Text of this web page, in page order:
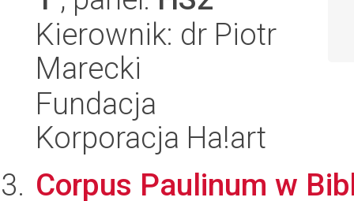
Kierownik: dr Piotr
Marecki
Fundacja
Korporacja Ha!art
Corpus Paulinum w